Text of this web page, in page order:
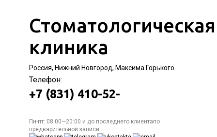
Стоматологическая
клиника
Россия, Нижний Новгород, Максима Горького
Телефон:
+7 (831) 410-52-
Пн-пт: 08:00—20:00 и до последнего клиентапо
предварительной записи